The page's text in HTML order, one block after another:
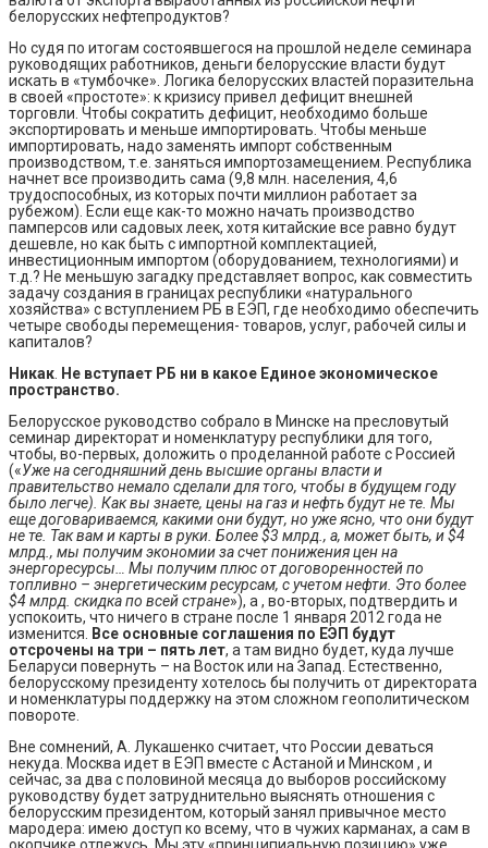
белорусских нефтепродуктов?
Но судя по итогам состоявшегося на прошлой неделе семинара
руководящих работников, деньги белорусские власти будут
искать в «тумбочке». Логика белорусских властей поразительна
в своей «простоте»: к кризису привел дефицит внешней
торговли. Чтобы сократить дефицит, необходимо больше
экспортировать и меньше импортировать. Чтобы меньше
импортировать, надо заменять импорт собственным
производством, т.е. заняться импортозамещением. Республика
начнет все производить сама (9,8 млн. населения, 4,6
трудоспособных, из которых почти миллион работает за
рубежом). Если еще как-то можно начать производство
памперсов или садовых леек, хотя китайские все равно будут
дешевле, но как быть с импортной комплектацией,
инвестиционным импортом (оборудованием, технологиями) и
т.д.? Не меньшую загадку представляет вопрос, как совместить
задачу создания в границах республики «натурального
хозяйства» с вступлением РБ в ЕЭП, где необходимо обеспечить
четыре свободы перемещения- товаров, услуг, рабочей силы и
капиталов?
Никак Не вступает РБ ни в какое Единое экономическое
пространство.
Белорусское руководство собрало в Минске на пресловутый
семинар директорат и номенклатуру республики для того,
чтобы, во-первых, доложить о проделанной работе с Россией
(«Уже на сегодняшний день высшие органы власти и
правительство немало сделали для того, чтобы в будущем году
было легче). Как вы знаете, цены на газ и нефть будут не те. Мы
еще договариваемся, какими они будут, но уже ясно, что они будут
не те. Так вам и карты в руки. Более $3 млрд., а, может быть, и $4
млрд., мы получим экономии за счет понижения цен на
энергоресурсы… Мы получим плюс от договоренностей по
топливно – энергетическим ресурсам, с учетом нефти. Это более
$4 млрд. скидка по всей стране»), а , во-вторых, подтвердить и
успокоить, что ничего в стране после 1 января 2012 года не
изменится. Все основные соглашения по ЕЭП будут
отсрочены на три – пять лет, а там видно будет, куда лучше
Беларуси повернуть – на Восток или на Запад. Естественно,
белорусскому президенту хотелось бы получить от директората
и номенклатуры поддержку на этом сложном геополитическом
повороте.
Вне сомнений, А. Лукашенко считает, что России деваться
некуда. Москва идет в ЕЭП вместе с Астаной и Минском , и
сейчас, за два с половиной месяца до выборов российскому
руководству будет затруднительно выяснять отношения с
белорусским президентом, который занял привычное место
мародера: имею доступ ко всему, что в чужих карманах, а сам в
окопчике отлежусь. Мы эту «принципиальную позицию» уже